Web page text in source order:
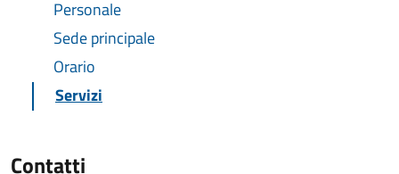
Personale
Sede principale
Orario
Servizi
Contatti